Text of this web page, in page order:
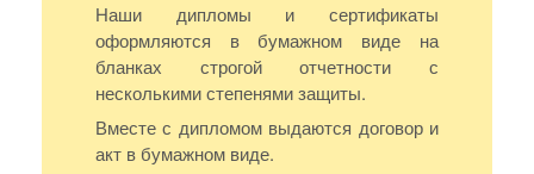
Наши дипломы и сертификаты
оформляются в бумажном виде на
бланках строгой отчетности с
несколькими степенями защиты.
Вместе с дипломом выдаются договор и
акт в бумажном виде.